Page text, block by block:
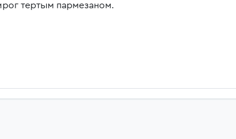
тертым пармезаном.